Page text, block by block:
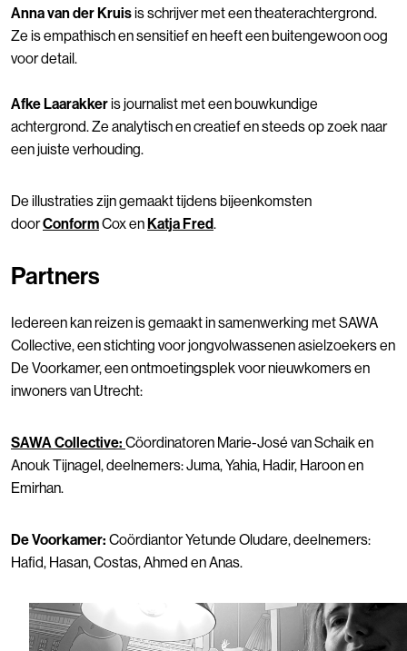
Anna van der Kruisis schrijver met een theaterachtergrond.
Ze isempathischen sensitief en heeft een buitengewoon oog
voor detail.
Afke Laarakkeris journalist met een bouwkundige
achtergrond. Ze analytisch en creatief en steeds op zoek naar
een juiste verhouding.
De illustraties zijn gemaakt tijdens bijeenkomsten
doorConformCox enKatja Fred.
Partners
Iedereen kan reizen is gemaakt in samenwerking met SAWA
Collective, een stichting voor jongvolwassenen asielzoekers en
De Voorkamer, een ontmoetingsplek voor nieuwkomers en
inwoners van Utrecht:
SAWA Collective: Cöordinatoren Marie-José van Schaik en
Anouk Tijnagel, deelnemers: Juma, Yahia, Hadir, Haroon en
Emirhan.
De Voorkamer: Coördiantor Yetunde Oludare, deelnemers:
Hafid, Hasan, Costas, Ahmed en Anas.